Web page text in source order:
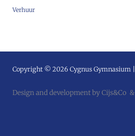
Verhuur
Copyright © 2026 Cygnus Gymnasium |
Design and development by Cijs&Co &